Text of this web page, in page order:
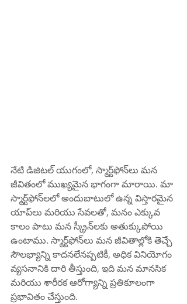
నేటి డిజిటల్ యుగంలో, స్మార్ట్‌ఫోన్‌లు మన
జీవితంలో ముఖ్యమైన భాగంగా మారాయి. మా
స్మార్ట్‌ఫోన్‌లలో అందుబాటులో ఉన్న విస్తారమైన
యాప్‌లు మరియు సేవలతో, మనం ఎక్కువ
కాలం పాటు మన స్క్రీన్‌లకు అతుక్కుపోయి
ఉంటాము. స్మార్ట్‌ఫోన్‌లు మన జీవితాల్లోకి తెచ్చే
సౌలభ్యాన్ని కాదనలేనప్పటికీ, అధిక వినియోగం
వ్యసనానికి దారి తీస్తుంది, ఇది మన మానసిక
మరియు శారీరక ఆరోగ్యాన్ని ప్రతికూలంగా
ప్రభావితం చేస్తుంది.